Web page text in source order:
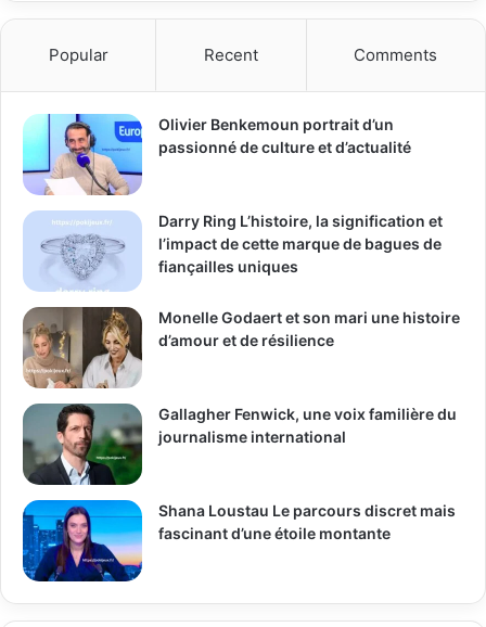
h
r
:
Popular Recent Comments
Olivier Benkemoun portrait d’un
passionné de culture et d’actualité
Darry Ring L’histoire, la signification et
l’impact de cette marque de bagues de
fiançailles uniques
Monelle Godaert et son mari une histoire
d’amour et de résilience
Gallagher Fenwick, une voix familière du
journalisme international
Shana Loustau Le parcours discret mais
fascinant d’une étoile montante